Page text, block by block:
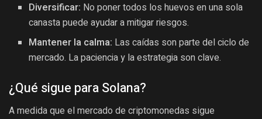
Diversificar: No poner todos los huevos en una sola
canasta puede ayudar a mitigar riesgos.
Mantener la calma: Las caídas son parte del ciclo de
mercado. La paciencia y la estrategia son clave.
¿Qué sigue para Solana?
A medida que el mercado de criptomonedas sigue